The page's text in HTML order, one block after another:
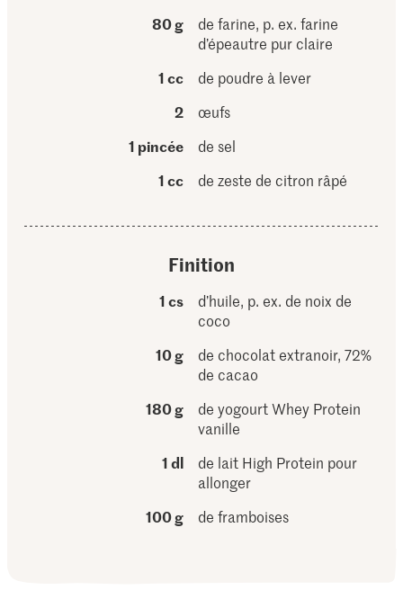
80 g
de farine, p. ex. farine
d’épeautre pur claire
1 cc
de poudre à lever
2
œufs
1 pincée
de sel
1 cc
de zeste de citron râpé
Finition
1 cs
d’huile, p. ex. de noix de
coco
10 g
de chocolat extranoir, 72%
de cacao
180 g
de yogourt Whey Protein
vanille
1 dl
de lait High Protein pour
allonger
100 g
de framboises